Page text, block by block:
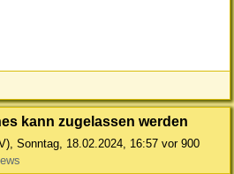
kann zugelassen werden
Sonntag, 18.02.2024, 16:57 vor 900